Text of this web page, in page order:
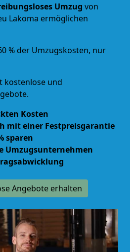
Umzug von
Lakoma ermöglichen
% der Umzugskosten, nur
kostenlose und
Kosten
mit einer Festpreisgarantie
sparen
Umzugsunternehmen
Angebote erhalten